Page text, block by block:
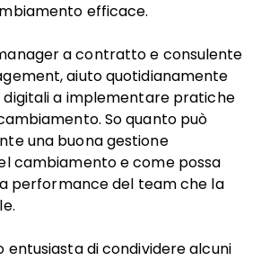
efficace.
a contratto e consulente
aiuto quotidianamente
digitali a implementare pratiche
So quanto può
una buona gestione
cambiamento e come possa
performance del team che la
entusiasta di condividere alcuni